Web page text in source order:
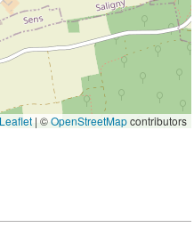
Leaflet | ©OpenStreetMapcontributors